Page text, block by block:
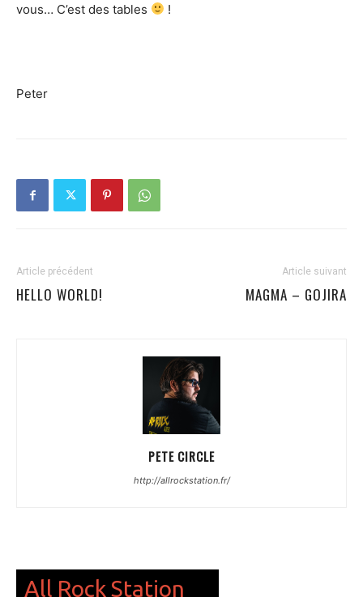
vous… C’est des tables
!
Peter
Article précédent
HELLO WORLD!
Article suivant
MAGMA – GOJIRA
PETE CIRCLE
http://allrockstation.fr/